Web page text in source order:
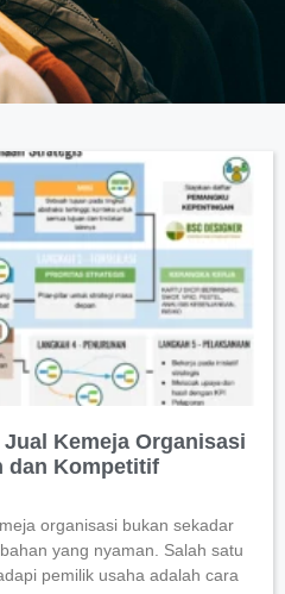
Kemeja Organisasi
dan Kompetitif
organisasi bukan sekadar
yang nyaman. Salah satu
pemilik usaha adalah cara